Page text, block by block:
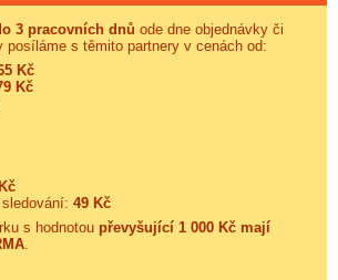
3 pracovních dnů ode dne objednávky či
posíláme s těmito partnery v cenách od:
Kč
Kč
49 Kč
s hodnotou převyšující 1 000 Kč mají